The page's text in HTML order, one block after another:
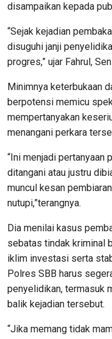
disampaikan kepada
“Sejak kejadian
disuguhi janji
progres,” ujar Fahrul,
Minimnya keterbukaan
berpotensi memicu
mempertanyakan
menangani perkara
“Ini menjadi pertanyaan
ditangani atau justru
muncul kesan
nutupi,”terangnya.
Dia menilai kasus
sebatas tindak kriminal
iklim investasi serta
Polres SBB harus
penyelidikan, termasuk
balik kejadian tersebut.
“Jika memang tidak